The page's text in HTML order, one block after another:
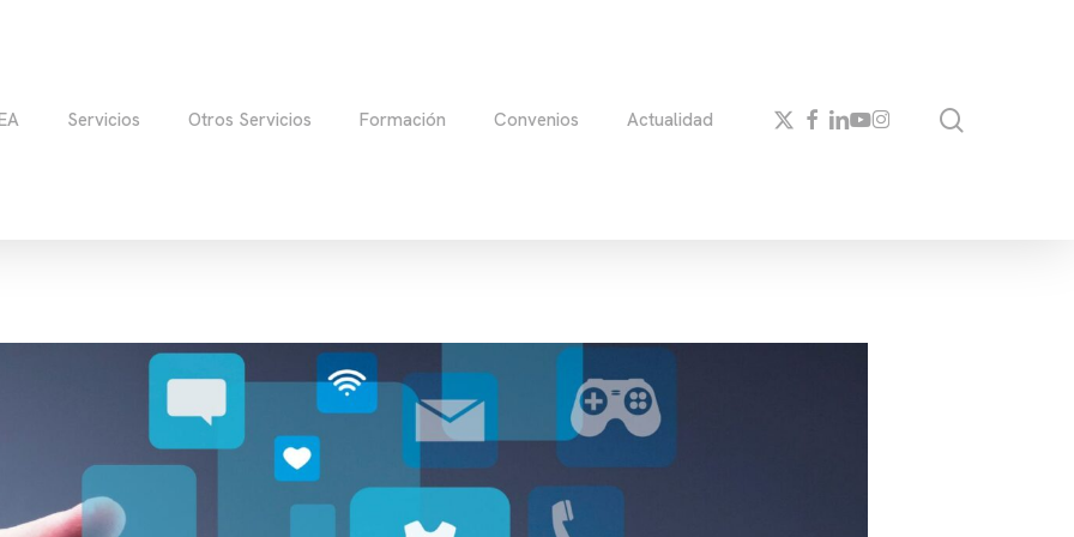
Servicios Otros Servicios Formación Convenios Actualidad x-
twitter
facebook
linkedin
youtube
instagram